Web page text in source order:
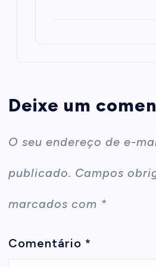
Deixe um
O seu endereço de e-
publicado. Campos
marcados com *
Comentário *